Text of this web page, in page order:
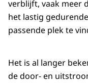
verblijft, vaak meer
het lastig
passende plek te
Het is al langer
de door- en